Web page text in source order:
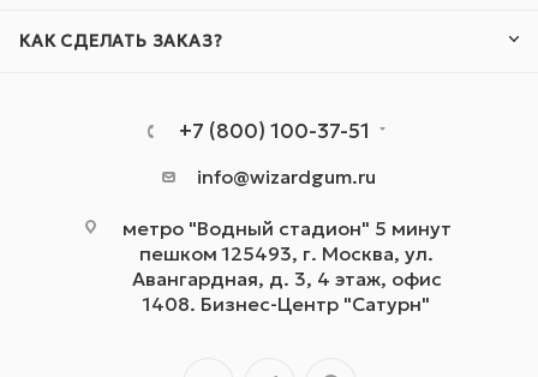
КАК СДЕЛАТЬ ЗАКАЗ?
+7 (800) 100-37-51
info@wizardgum.ru
метро "Водный стадион" 5 минут
пешком 125493, г. Москва, ул.
Авангардная, д. 3, 4 этаж, офис
1408. Бизнес-Центр "Сатурн"